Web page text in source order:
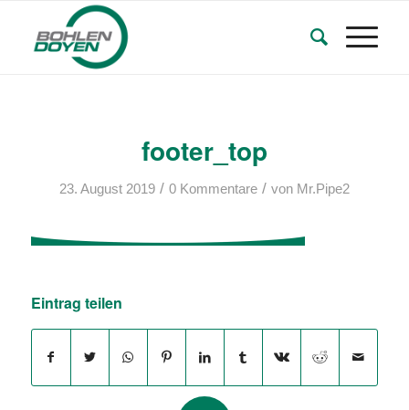
footer_top
23. August 2019 / 0 Kommentare / von Mr.Pipe2
Eintrag teilen